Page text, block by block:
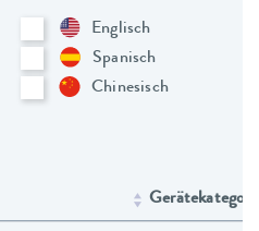
Englisch
Spanisch
Chinesisch